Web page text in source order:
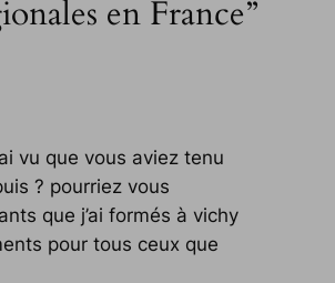
en France”
vu que vous aviez tenu
? pourriez vous
que j’ai formés à vichy
pour tous ceux que